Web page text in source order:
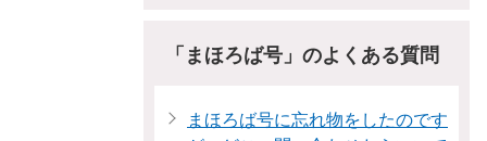
「まほろば号」のよくある質問
まほろば号に忘れ物をしたのです